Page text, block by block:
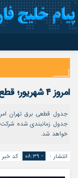
اینستاگرام
سروش
نام کاربری یا نشانی ایمیل
رمز عبور
مرا به خاطر بسپار
امروز ۴ شهریور؛ قطع برق تهرانی‌ها در این ساعات+ لینک
جدول زمانبندی شده شرکت
خواهد شد.
انتشار : - ۰۸:۳۹ کد خبر